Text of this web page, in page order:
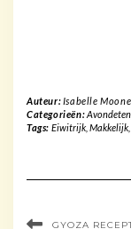
Auteur: Isabelle
Categorieën:Avondeten,
Tags: Eiwitrijk, Makkelijk,
GYOZA